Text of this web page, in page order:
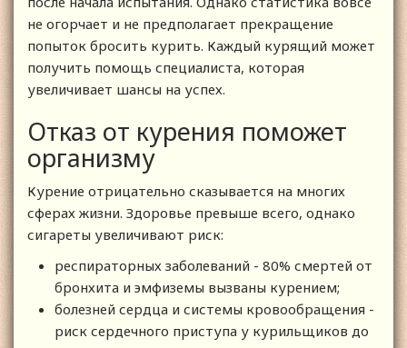
не огорчает и не предполагает прекращение
попыток бросить курить. Каждый курящий может
получить помощь специалиста, которая
увеличивает шансы на успех.
Отказ от курения поможет
организму
Курение отрицательно сказывается на многих
сферах жизни. Здоровье превыше всего, однако
сигареты увеличивают риск:
респираторных заболеваний - 80% смертей от
бронхита и эмфиземы вызваны курением;
болезней сердца и системы кровообращения -
риск сердечного приступа у курильщиков до